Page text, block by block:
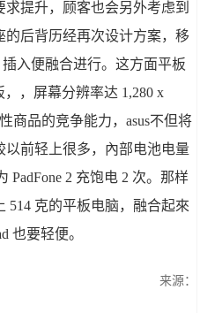
提升，顾客也会另外考虑到
后背历经再次设计方案，移
插入便融合进行。这方面平板
，屏幕分辨率达 1,280 x
商品的竞争能力，asus不但将
前轻上很多，內部电池电量
PadFone 2 充饱电 2 次。那样
514 克的平板电脑，融合起來
也要轻便。
来源：